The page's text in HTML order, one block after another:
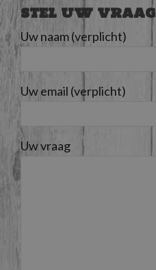
STEL UW VRAAG
Uw naam (verplicht)
Uw email (verplicht)
Uw vraag